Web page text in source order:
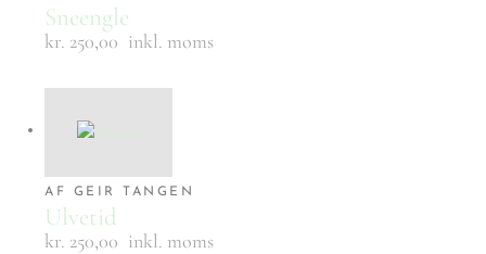
Sneengle
kr. 250,00 inkl. moms
AF GEIR TANGEN
Ulvetid
kr. 250,00 inkl. moms